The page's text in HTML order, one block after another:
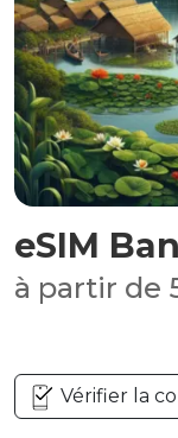
eSIM
à partir de
Vérifier la